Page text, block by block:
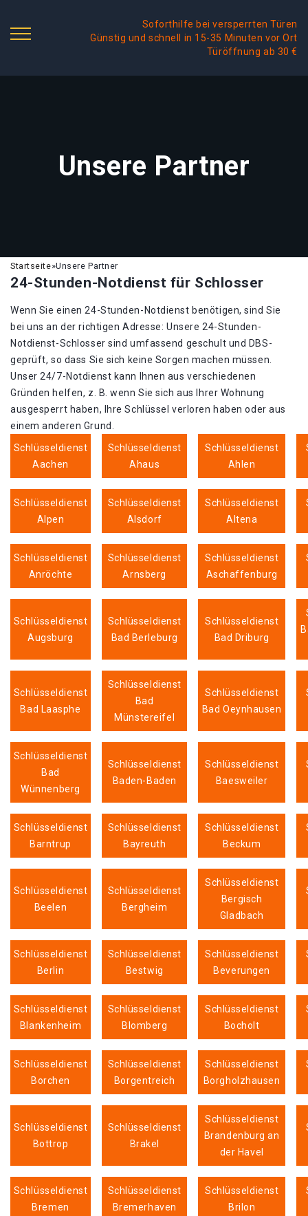
Soforthilfe bei versperrten Türen
Günstig und schnell in 15-35 Minuten vor Ort
Türöffnung ab 30 €
Unsere Partner
Startseite»Unsere Partner
24-Stunden-Notdienst für Schlosser
Wenn Sie einen 24-Stunden-Notdienst benötigen, sind Sie
bei uns an der richtigen Adresse: Unsere 24-Stunden-
Notdienst-Schlosser sind umfassend geschult und DBS-
geprüft, so dass Sie sich keine Sorgen machen müssen.
Unser 24/7-Notdienst kann Ihnen aus verschiedenen
Gründen helfen, z. B. wenn Sie sich aus Ihrer Wohnung
ausgesperrt haben, Ihre Schlüssel verloren haben oder aus
einem anderen Grund.
Schlüsseldienst
Aachen
Schlüsseldienst
Ahaus
Schlüsseldienst
Ahlen
Schlüsseldienst
Alpen
Schlüsseldienst
Alsdorf
Schlüsseldienst
Altena
Schlüsseldienst
Anröchte
Schlüsseldienst
Arnsberg
Schlüsseldienst
Aschaffenburg
Schlüsseldienst
Augsburg
Schlüsseldienst
Bad Berleburg
Schlüsseldienst
Bad Driburg
Schlüsseldienst
Bad Laasphe
Schlüsseldienst
Bad
Münstereifel
Schlüsseldienst
Bad Oeynhausen
Schlüsseldienst
Bad
Wünnenberg
Schlüsseldienst
Baden-Baden
Schlüsseldienst
Baesweiler
Schlüsseldienst
Barntrup
Schlüsseldienst
Bayreuth
Schlüsseldienst
Beckum
Schlüsseldienst
Beelen
Schlüsseldienst
Bergheim
Schlüsseldienst
Bergisch
Gladbach
Schlüsseldienst
Berlin
Schlüsseldienst
Bestwig
Schlüsseldienst
Beverungen
Schlüsseldienst
Blankenheim
Schlüsseldienst
Blomberg
Schlüsseldienst
Bocholt
Schlüsseldienst
Borchen
Schlüsseldienst
Borgentreich
Schlüsseldienst
Borgholzhausen
Schlüsseldienst
Bottrop
Schlüsseldienst
Brakel
Schlüsseldienst
Brandenburg an
der Havel
Schlüsseldienst
Bremen
Schlüsseldienst
Bremerhaven
Schlüsseldienst
Brilon